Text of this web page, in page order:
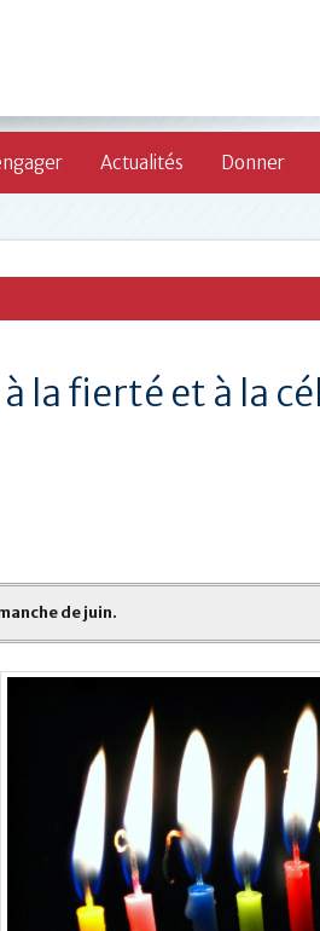
Actualités Donner
la fierté et à la
de juin.